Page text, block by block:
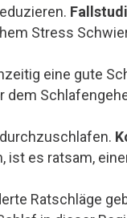
Stress
eine gute
dem
ist es ratsam,
Ratschläge